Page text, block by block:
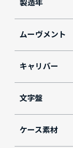
製造年
ムーヴメント
キャリバー
文字盤
ケース素材